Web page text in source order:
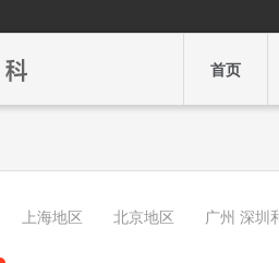
首页
上海地区 北京地区 广州 深圳